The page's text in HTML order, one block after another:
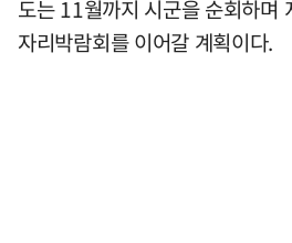
도는 11월까지 시군을 순회하며
자리박람회를 이어갈 계획이다.